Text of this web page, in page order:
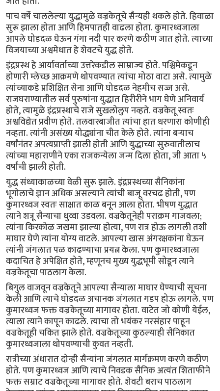
पाच वर्षे चाललेल्या युद्धामुळे वज्रकेतूचे सैन्यही थकले होते. हिवाळा
सुरू झाला होता आणि हिमपातही वाढला होता. कुमारध्वजाला
आपले घोडदळ घेऊन गंगा नदी पार करणे कठीण जात होते. त्याच्या
विजयाच्या अश्वमेधात हे शेवटचे युद्ध होते.
इंद्रप्रस्थ हे आर्यावर्ताच्या उत्तरेकडील साम्राज्य होते. पश्चिमेकडून
होणारी म्लेच्छ आक्रमणे थोपवण्यात त्यांचा मोठा वाटा असे. त्यामुळे
त्यांच्याकडे प्रशिक्षित सेना आणि घोडदळ नेहमीच सज्ज असे.
राजघराण्यातील सर्व पुरुषांना युद्धात हिरीरीने भाग घेणे अनिवार्य
होते, त्यामुळे इंद्रप्रस्थाचे राजे सुखलोलुप नव्हते. वज्रकेतू स्वतः
अश्वविद्येत प्रवीण होते. तलवारबाजीत त्यांचा हात धरणारा कोणीही
नव्हता. त्यांनी असंख्य योद्ध्यांना चीत केले होते. त्यांना बऱ्याच
वर्षांनंतर अपत्यप्राप्ती झाली होती आणि युद्धाच्या सुरुवातीलाच
त्यांच्या महाराणीने एका राजकन्येला जन्म दिला होता, जी आता ५
वर्षांची झाली होती.
युद्ध संध्याकाळच्या वेळी सुरू झाले. इंद्रप्रस्थच्या सैनिकांना
भूगोलाचे ज्ञान अधिक असल्याने त्यांची बाजू वरचढ होती, पण
कुमारध्वज स्वतः साक्षात काळ बनून आला होता. भीषण युद्धात
त्याने शत्रू सैन्याचा धुव्वा उडवला. वज्रकेतूनेही पराक्रम गाजवला;
त्यांना किरकोळ जखमा झाल्या होत्या, पण रात्र होऊ लागली तशी
माघार घेणे त्यांना योग्य वाटले. आपल्या खास अंगरक्षकांना घेऊन
त्यांनी जंगलात पळ काढण्याचा प्रयत्न केला. पण कुमारध्वजाला
कदाचित हे अपेक्षित होते, म्हणूनच मुख्य युद्धभूमी सोडून त्याने
वज्रकेतूचा पाठलाग केला.
बिगुल वाजवून वज्रकेतूने आपल्या सैन्याला माघार घेण्याची सूचना
केली आणि त्याचे घोडदळ अचानक जंगलात गडप होऊ लागले. पण
कुमारध्वज फक्त वज्रकेतूच्या मागावर होता. वाटेत जो कोणी येईल,
त्याला त्याने कापून काढले. त्याचा तो भयंकर नरसंहार पाहून
वज्रकेतूही चकित झाले होते. वज्रकेतूच्या कुठल्याही सैनिकात
कुमारध्वजाला थोपवण्याची कुवत नव्हती.
रात्रीच्या अंधारात दोन्ही सैन्यांना जंगलात मार्गक्रमण करणे कठीण
होते. पण कुमारध्वज आणि त्याचे निवडक सैनिक अत्यंत शिताफीने
फक्त सम्राट वज्रकेतूच्या मागावर होते. शेवटी बराच पाठलाग